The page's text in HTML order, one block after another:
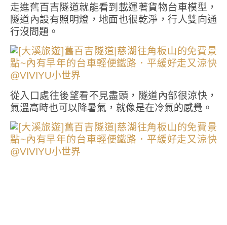
走進舊百吉隧道就能看到載運著貨物台車模型，
隧道內設有照明燈，地面也很乾淨，行人雙向通
行沒問題。
從入口處往後望看不見盡頭，隧道內部很涼快，
氣溫高時也可以降暑氣，就像是在冷氣的感覺。